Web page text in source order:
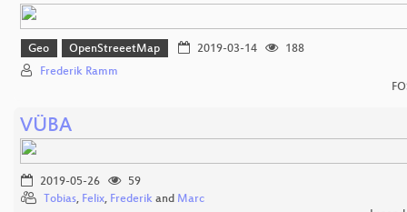
Geo OpenStreeetMap 2019-03-14
188
Frederik Ramm
VÜBA
2019-05-26
59
Tobias, Felix, Frederik and Marc